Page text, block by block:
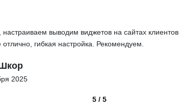
выводим виджетов на сайтах клиентов.
отлично, гибкая настройка. Рекомендуем.
2025
5 / 5